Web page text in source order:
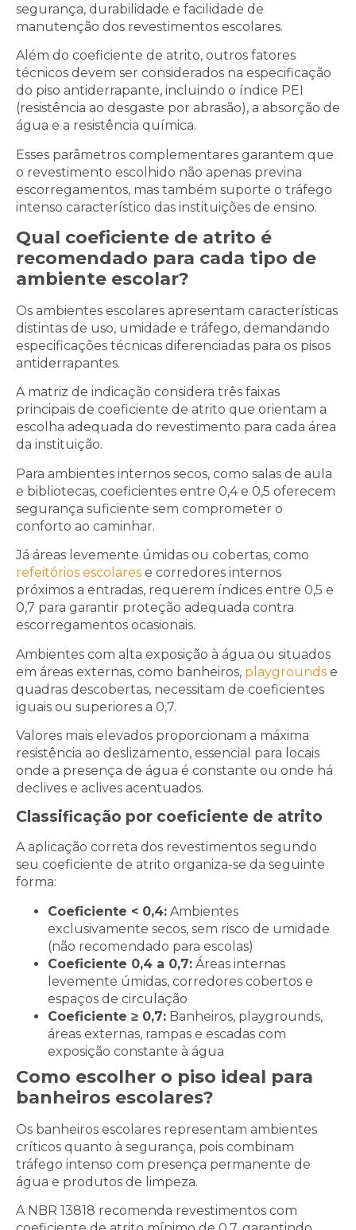
segurança, durabilidade e facilidade de
manutenção dos revestimentos escolares.
Além do coeficiente de atrito, outros fatores
técnicos devem ser considerados na especificação
do piso antiderrapante, incluindo o índice PEI
(resistência ao desgaste por abrasão), a absorção de
água e a resistência química.
Esses parâmetros complementares garantem que
o revestimento escolhido não apenas previna
escorregamentos, mas também suporte o tráfego
intenso característico das instituições de ensino.
Qual coeficiente de atrito é
recomendado para cada tipo de
ambiente escolar?
Os ambientes escolares apresentam características
distintas de uso, umidade e tráfego, demandando
especificações técnicas diferenciadas para os pisos
antiderrapantes.
A matriz de indicação considera três faixas
principais de coeficiente de atrito que orientam a
escolha adequada do revestimento para cada área
da instituição.
Para ambientes internos secos, como salas de aula
e bibliotecas, coeficientes entre 0,4 e 0,5 oferecem
segurança suficiente sem comprometer o
conforto ao caminhar.
Já áreas levemente úmidas ou cobertas, como
refeitórios escolares e corredores internos
próximos a entradas, requerem índices entre 0,5 e
0,7 para garantir proteção adequada contra
escorregamentos ocasionais.
Ambientes com alta exposição à água ou situados
em áreas externas, como banheiros, playgrounds e
quadras descobertas, necessitam de coeficientes
iguais ou superiores a 0,7.
Valores mais elevados proporcionam a máxima
resistência ao deslizamento, essencial para locais
onde a presença de água é constante ou onde há
declives e aclives acentuados.
Classificação por coeficiente de atrito
A aplicação correta dos revestimentos segundo
seu coeficiente de atrito organiza-se da seguinte
forma:
Coeficiente < 0,4: Ambientes
exclusivamente secos, sem risco de umidade
(não recomendado para escolas)
Coeficiente 0,4 a 0,7: Áreas internas
levemente úmidas, corredores cobertos e
espaços de circulação
Coeficiente ≥ 0,7: Banheiros, playgrounds,
áreas externas, rampas e escadas com
exposição constante à água
Como escolher o piso ideal para
banheiros escolares?
Os banheiros escolares representam ambientes
críticos quanto à segurança, pois combinam
tráfego intenso com presença permanente de
água e produtos de limpeza.
A NBR 13818 recomenda revestimentos com